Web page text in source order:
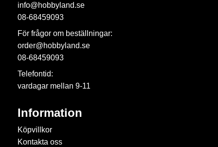
info@hobbyland.se
08-68459093
För frågor om beställningar:
order@hobbyland.se
08-68459093
Telefontid:
vardagar mellan 9-11
Information
Köpvillkor
Kontakta oss